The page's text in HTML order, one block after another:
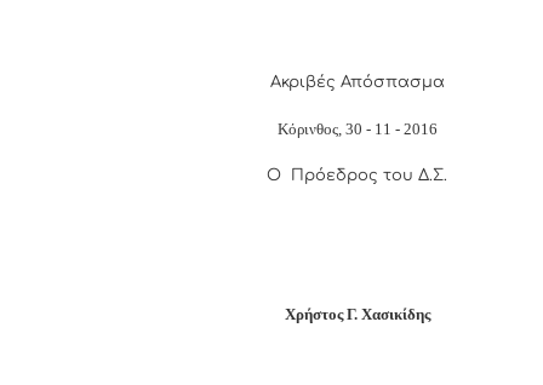
Ακριβές Απόσπασμα
Κόρινθος, 30 - 11 - 2016
Ο Πρόεδρος του Δ.Σ.
Χρήστος Γ. Χασικίδης